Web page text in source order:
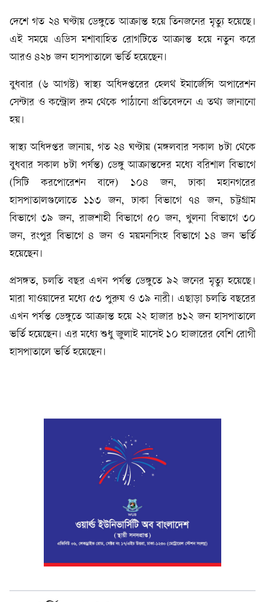
দেশে গত ২৪ ঘণ্টায় ডেঙ্গুতে আক্রান্ত হয়ে তিনজনের মৃত্যু হয়েছে।
এই সময়ে এডিস মশাবাহিত রোগটিতে আক্রান্ত হয়ে নতুন করে
আরও ৪২৮ জন হাসপাতালে ভর্তি হয়েছেন।
বুধবার (৬ আগস্ট) স্বাস্থ্য অধিদপ্তরের হেলথ ইমার্জেন্সি অপারেশন
সেন্টার ও কন্ট্রোল রুম থেকে পাঠানো প্রতিবেদনে এ তথ্য জানানো
হয়।
স্বাস্থ্য অধিদপ্তর জানায়, গত ২৪ ঘণ্টায় (মঙ্গলবার সকাল ৮টা থেকে
বুধবার সকাল ৮টা পর্যন্ত) ডেঙ্গু আক্রান্তদের মধ্যে বরিশাল বিভাগে
(সিটি করপোরেশন বাদে) ১০৪ জন, ঢাকা মহানগরের
হাসপাতালগুলোতে ১১৩ জন, ঢাকা বিভাগে ৭৪ জন, চট্টগ্রাম
বিভাগে ৩৯ জন, রাজশাহী বিভাগে ৫০ জন, খুলনা বিভাগে ৩০
জন, রংপুর বিভাগে ৪ জন ও ময়মনসিংহ বিভাগে ১৪ জন ভর্তি
হয়েছেন।
প্রসঙ্গত, চলতি বছর এখন পর্যন্ত ডেঙ্গুতে ৯২ জনের মৃত্যু হয়েছে।
মারা যাওয়াদের মধ্যে ৫৩ পুরুষ ও ৩৯ নারী। এছাড়া চলতি বছরের
এখন পর্যন্ত ডেঙ্গুতে আক্রান্ত হয়ে ২২ হাজার ৮১২ জন হাসপাতালে
ভর্তি হয়েছেন। এর মধ্যে শুধু জুলাই মাসেই ১০ হাজারের বেশি রোগী
হাসপাতালে ভর্তি হয়েছেন।